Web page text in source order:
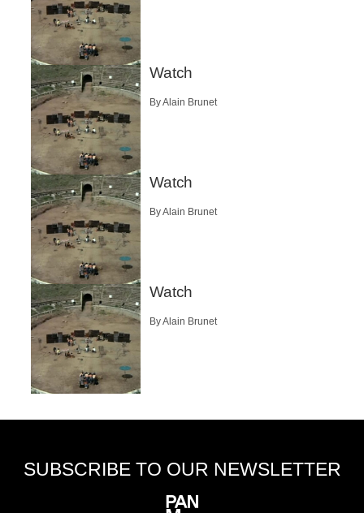
Watch
By Alain Brunet
Watch
By Alain Brunet
Watch
By Alain Brunet
SUBSCRIBE TO OUR NEWSLETTER